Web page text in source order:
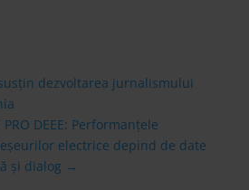
susțin dezvoltarea jurnalismului
DEEE: Performanțele
electrice depind de date
și dialog →